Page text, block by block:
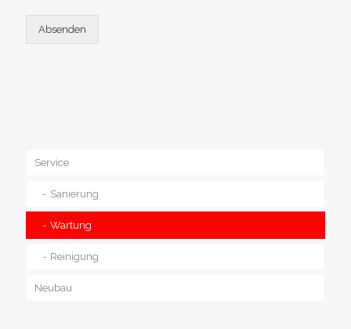
Absenden
Service
Sanierung
Wartung
Reinigung
Neubau